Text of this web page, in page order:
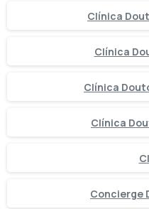
Clínica
Clínica
Clínica
Clínica
Concierge